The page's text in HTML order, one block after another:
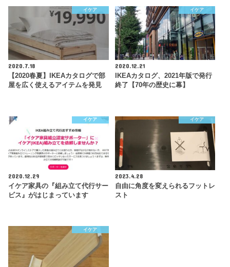
イケア
2020.7.18
【2020春夏】IKEAカタログで部
屋を広く使えるアイテムを発見
イケア
2020.12.21
IKEAカタログ、2021年版で発行
終了【70年の歴史に幕】
イケア
2020.12.29
イケア家具の『組み立て代行サー
ビス』がはじまっています
イケア
2023.4.28
自由に角度を変えられるフットレ
スト
イケア